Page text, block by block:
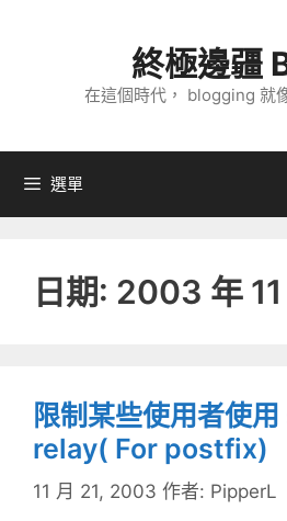
內
終極邊疆
在這個時代， blogging 就
選單
日期: 2003 年 11
限制某些使用者使
relay( For postfix)
11 月 21, 2003 作者: PipperL